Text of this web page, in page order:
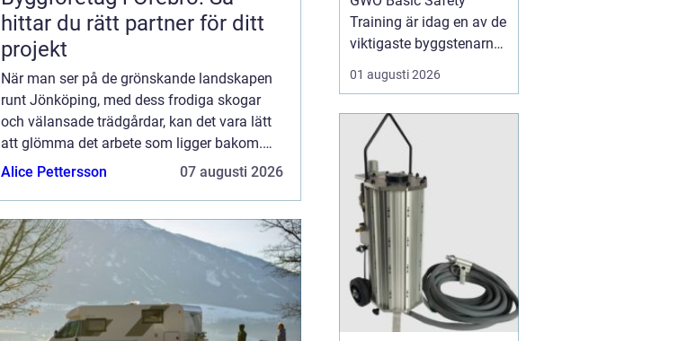
hittar du rätt partner för ditt
projekt
När man ser på de grönskande landskapen
runt Jönköping, med dess frodiga skogar
och välansade trädgårdar, kan det vara lätt
att glömma det arbete som ligger bakom.
Trädfällning i Jönk...
Alice Pettersson 07 augusti 2026
Training är idag en av de
viktigaste byggstenarna
för alla som vill arbeta
professionellt inom
skapar en gemensam
säkerhetsnivå i en
bransch där jobbet ofta
sker långt frå...
01 augusti 2026